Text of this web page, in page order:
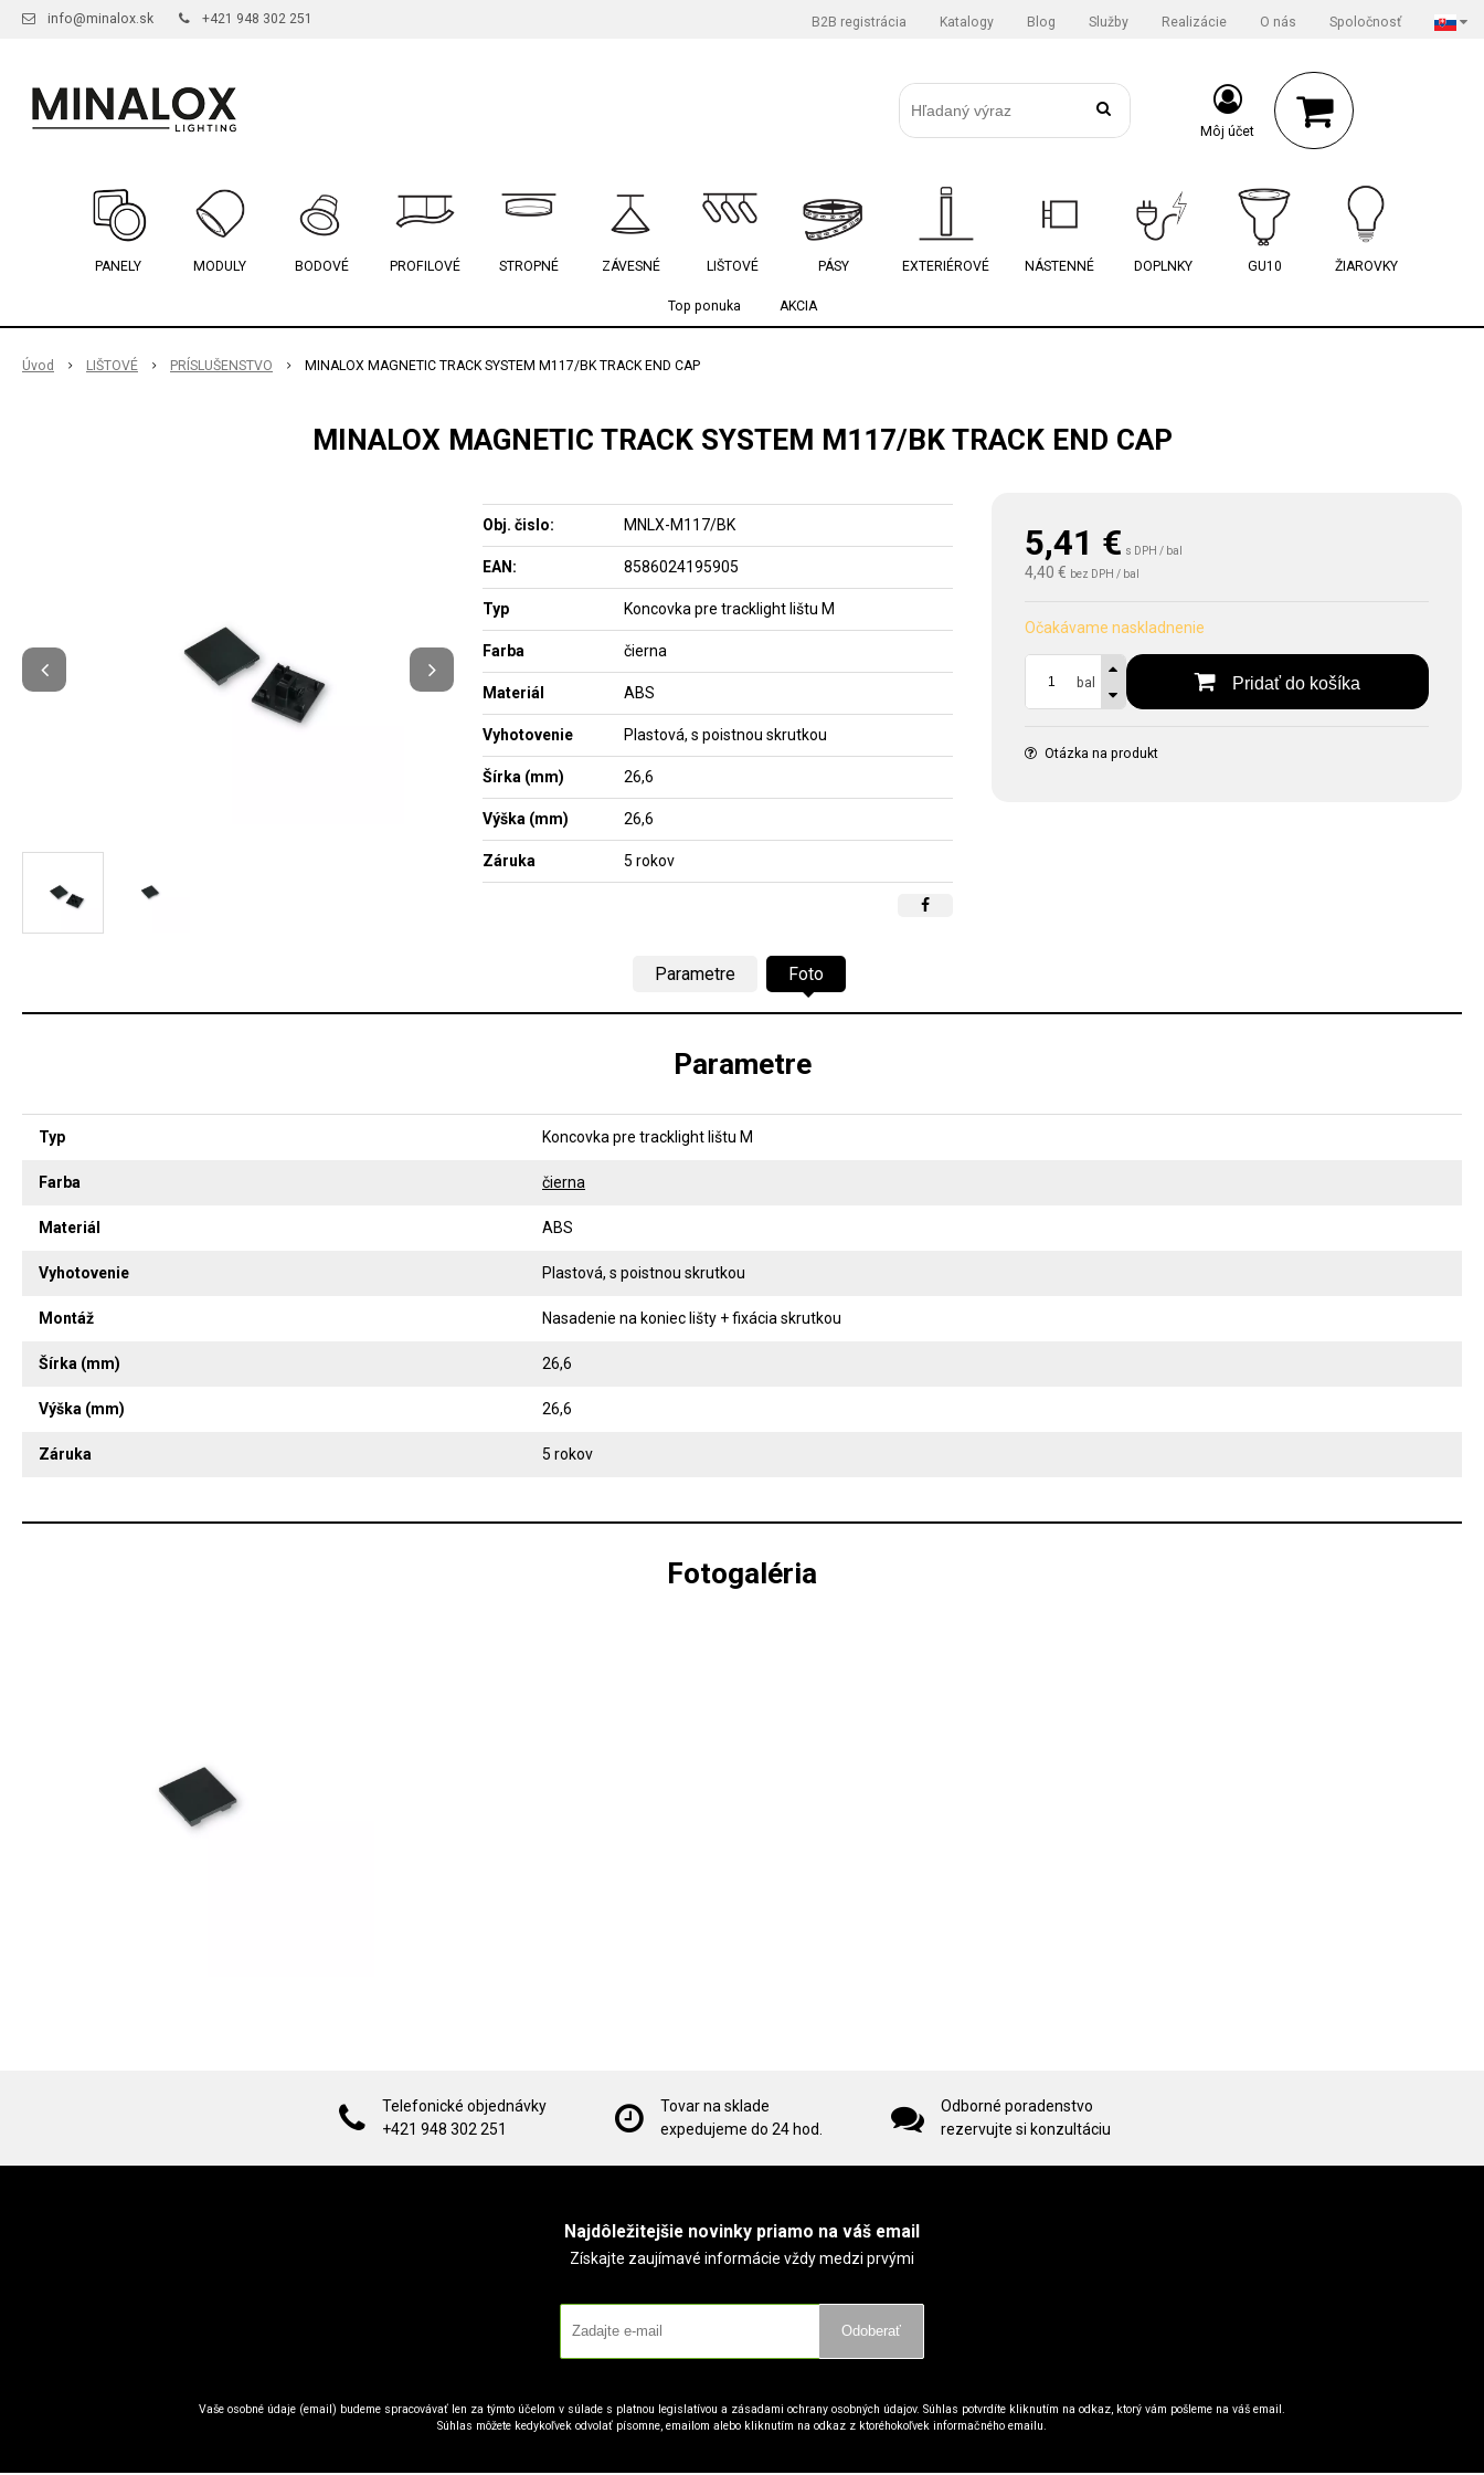
info@minalox.sk +421 948 302 251 B2B registrácia Katalogy Blog Služby Realizácie O nás Spoločnosť
Môj účet
PANELY MODULY BODOVÉ PROFILOVÉ STROPNÉ ZÁVESNÉ LIŠTOVÉ PÁSY EXTERIÉROVÉ NÁSTENNÉ DOPLNKY GU10 ŽIAROVKY
Top ponuka AKCIA
Úvod LIŠTOVÉ PRÍSLUŠENSTVO MINALOX MAGNETIC TRACK SYSTEM M117/BK TRACK END CAP
MINALOX MAGNETIC TRACK SYSTEM M117/BK TRACK END CAP
5,41 € s DPH / bal
4,40 € bez DPH / bal
Očakávame naskladnenie
bal Pridať do košíka
Otázka na produkt
Obj. čislo: MNLX-M117/BK
EAN: 8586024195905
Typ Koncovka pre tracklight lištu M
Farba čierna
Materiál ABS
Vyhotovenie Plastová, s poistnou skrutkou
Šírka (mm) 26,6
Výška (mm) 26,6
Záruka 5 rokov
Parametre Foto
Parametre
Typ Koncovka pre tracklight lištu M
Farba čierna
Materiál ABS
Vyhotovenie Plastová, s poistnou skrutkou
Montáž Nasadenie na koniec lišty + fixácia skrutkou
Šírka (mm) 26,6
Výška (mm) 26,6
Záruka 5 rokov
Fotogaléria
Telefonické objednávky
+421 948 302 251
Tovar na sklade
expedujeme do 24 hod.
Odborné poradenstvo
rezervujte si konzultáciu
Najdôležitejšie novinky priamo na váš email
Získajte zaujímavé informácie vždy medzi prvými
Odoberať
Vaše osobné údaje (email) budeme spracovávať len za týmto účelom v súlade s platnou legislatívou a zásadami ochrany osobných údajov. Súhlas potvrdíte kliknutím na odkaz, ktorý vám pošleme na váš email.
Súhlas môžete kedykoľvek odvolať písomne, emailom alebo kliknutím na odkaz z ktoréhokoľvek informačného emailu.